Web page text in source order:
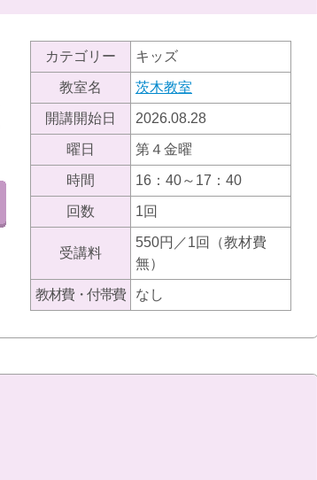
カテゴリー キッズ
教室名 茨木教室
開講開始日 2026.08.28
曜日 第４金曜
時間 16：40～17：40
回数 1回
受講料
550円／1回（教材費
無）
教材費・付帯費 なし